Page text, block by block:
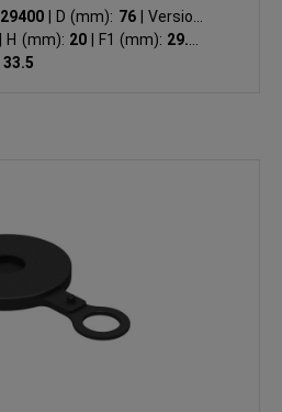
29400 D (mm): 76
Version:
H (mm): 20 F1 (mm): 29.5
33.5